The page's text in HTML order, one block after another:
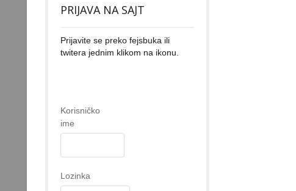
PRIJAVA NA SAJT
Prijavite se preko fejsbuka ili
twitera jednim klikom na ikonu.
Korisničko
ime
Lozinka